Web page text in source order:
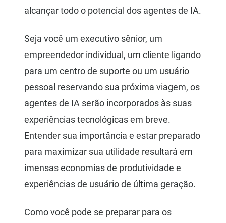
alcançar todo o potencial dos agentes de IA.
Seja você um executivo sênior, um
empreendedor individual, um cliente ligando
para um centro de suporte ou um usuário
pessoal reservando sua próxima viagem, os
agentes de IA serão incorporados às suas
experiências tecnológicas em breve.
Entender sua importância e estar preparado
para maximizar sua utilidade resultará em
imensas economias de produtividade e
experiências de usuário de última geração.
Como você pode se preparar para os